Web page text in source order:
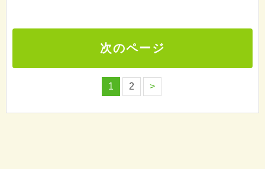
次のページ
1 2 >